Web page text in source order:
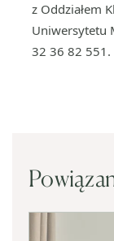
z Oddziałem
Uniwersytetu
32 36 82 551.